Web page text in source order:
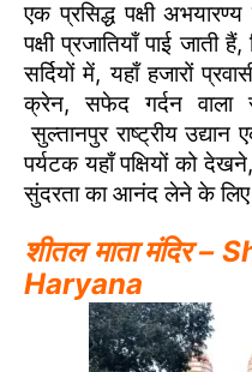
एक प्रसिद्ध पक्षी
पक्षी प्रजातियाँ पाई जाती
सर्दियों में, यहाँ हजारों
क्रेन, सफेद गर्दन वाला
सुल्तानपुर राष्ट्रीय
पर्यटक यहाँ पक्षियों को
सुंदरता का आनंद लेने के
शीतल माता मंदिर
Haryana